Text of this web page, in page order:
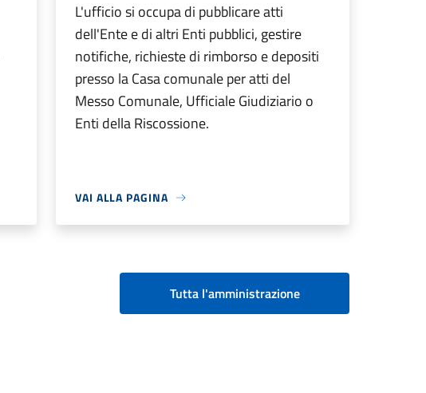
L'ufficio si occupa di pubblicare atti
dell'Ente e di altri Enti pubblici, gestire
notifiche, richieste di rimborso e depositi
presso la Casa comunale per atti del
Messo Comunale, Ufficiale Giudiziario o
Enti della Riscossione.
VAI ALLA PAGINA
Tutta l'amministrazione